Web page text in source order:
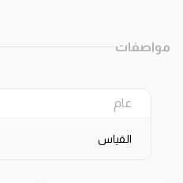
مواصفات
عام
القياس